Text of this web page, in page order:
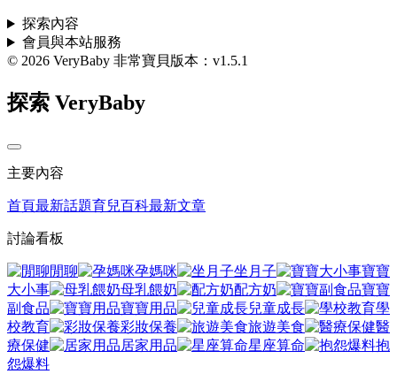
探索內容
會員與本站服務
© 2026 VeryBaby 非常寶貝版本：v1.5.1
探索 VeryBaby
主要內容
首頁最新話題育兒百科最新文章
討論看板
閒聊 孕媽咪 坐月子
寶寶
大小事
母乳餵奶 配方奶
寶寶
副食品
寶寶用品 兒童成長
學
校教育
彩妝保養 旅遊美食
醫
療保健
居家用品 星座算命
抱
怨爆料